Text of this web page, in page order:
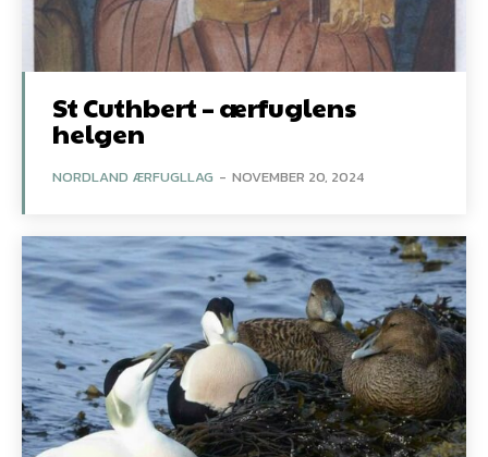
St Cuthbert – ærfuglens
helgen
NORDLAND ÆRFUGLLAG - NOVEMBER 20, 2024